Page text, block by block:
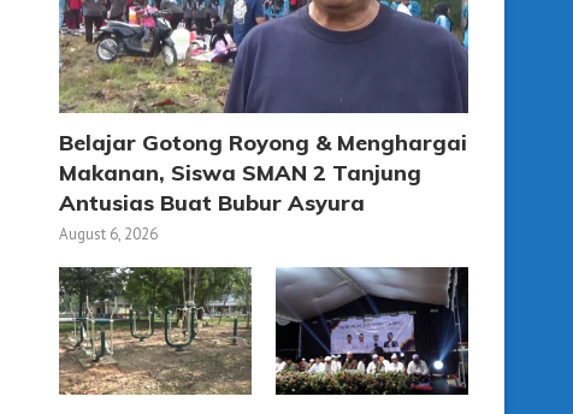
Belajar Gotong Royong & Menghargai
Makanan, Siswa SMAN 2 Tanjung
Antusias Buat Bubur Asyura
August 6, 2026